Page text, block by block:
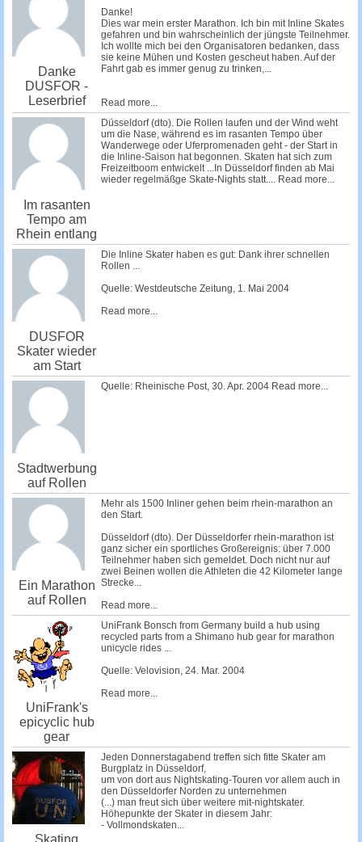
Danke
DUSFOR -
Leserbrief
Danke!
Dies war mein erster Marathon. Ich bin mit Inline Skates
gefahren und bin wahrscheinlich der jüngste Teilnehmer.
Ich wollte mich bei den Organisatoren bedanken, dass
sie keine Mühen und Kosten gescheut haben. Auf der
Fahrt gab es immer genug zu trinken,...
Read more...
Im rasanten
Tempo am
Rhein entlang
Düsseldorf (dto). Die Rollen laufen und der Wind weht
um die Nase, während es im rasanten Tempo über
Wanderwege oder Uferpromenaden geht - der Start in
die Inline-Saison hat begonnen. Skaten hat sich zum
Freizeitboom entwickelt ...In Düsseldorf finden ab Mai
wieder regelmäßge Skate-Nights statt.... Read more...
DUSFOR
Skater wieder
am Start
Die Inline Skater haben es gut: Dank ihrer schnellen
Rollen ...
Quelle: Westdeutsche Zeitung, 1. Mai 2004
Read more...
Stadtwerbung
auf Rollen
Quelle: Rheinische Post, 30. Apr. 2004 Read more...
Ein Marathon
auf Rollen
Mehr als 1500 Inliner gehen beim rhein-marathon an
den Start.
Düsseldorf (dto). Der Düsseldorfer rhein-marathon ist
ganz sicher ein sportliches Großereignis: über 7.000
Teilnehmer haben sich gemeldet. Doch nicht nur auf
zwei Beinen wollen die Athleten die 42 Kilometer lange
Strecke...
Read more...
UniFrank's
epicyclic hub
gear
UniFrank Bonsch from Germany build a hub using
recycled parts from a Shimano hub gear for marathon
unicycle rides ...
Quelle: Velovision, 24. Mar. 2004
Read more...
Jeden Donnerstagabend treffen sich fitte Skater am
Burgplatz in Düsseldorf,
um von dort aus Nightskating-Touren vor allem auch in
den Düsseldorfer Norden zu unternehmen
(...) man freut sich über weitere mit-nightskater.
Höhepunkte der Skater in diesem Jahr:
- Vollmondskaten...